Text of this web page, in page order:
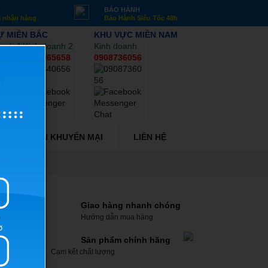
hàng
BẢO HÀNH
Bảo Hành Siêu Tốc 48h
MIỀN BẮC
1Kinh doanh 2
0934065658
KHU VỰC MIỀN NAM
Kinh doanh
0908736056
TIN KHUYẾN MẠI LIÊN HỆ
Giao hàng nhanh chóng
Hướng dẫn mua hàng
Sản phẩm chính hãng
Cam kết chất lượng